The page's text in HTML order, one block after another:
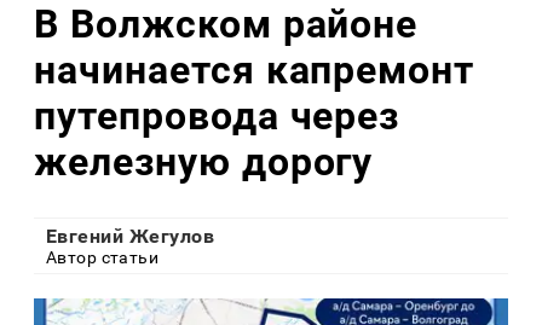
В Волжском районе
начинается капремонт
путепровода через
железную дорогу
Евгений Жегулов
Автор статьи